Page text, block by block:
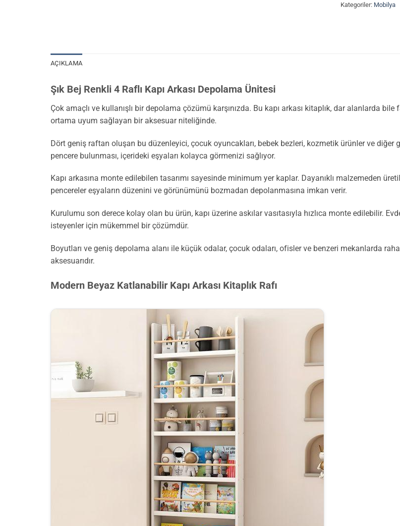
Kategoriler: Mobilya
AÇIKLAMA
Şık Bej Renkli 4 Raflı Kapı Arkası Depolama Ünitesi
Çok amaçlı ve kullanışlı bir depolama çözümü karşınızda. Bu kapı arkası kitaplık, dar alanlarda
ortama uyum sağlayan bir aksesuar niteliğinde.
Dört geniş raftan oluşan bu düzenleyici, çocuk oyuncakları, bebek bezleri, kozmetik ürünler ve
pencere bulunması, içerideki eşyaları kolayca görmenizi sağlıyor.
Kapı arkasına monte edilebilen tasarımı sayesinde minimum yer kaplar. Dayanıklı malzemeden
pencereler eşyaların düzenini ve görünümünü bozmadan depolanmasına imkan verir.
Kurulumu son derece kolay olan bu ürün, kapı üzerine askılar vasıtasıyla hızlıca monte edilebilir.
isteyenler için mükemmel bir çözümdür.
Boyutları ve geniş depolama alanı ile küçük odalar, çocuk odaları, ofisler ve benzeri mekanlarda
aksesuarıdır.
Modern Beyaz Katlanabilir Kapı Arkası Kitaplık Rafı